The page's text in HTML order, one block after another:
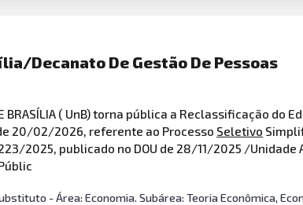
Decanato De Gestão De Pessoas
DE BRASÍLIA ( UnB) torna pública a Reclassificação do
20/02/2026, referente ao Processo Seletivo
2025, publicado no DOU de 28/11/2025 /Unidade
- Área: Economia. Subárea: Teoria Econômica,